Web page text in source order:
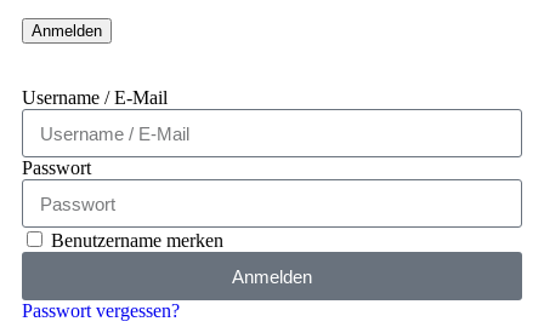
Username / E-Mail
Passwort
Benutzername merken
Anmelden
Passwort vergessen?